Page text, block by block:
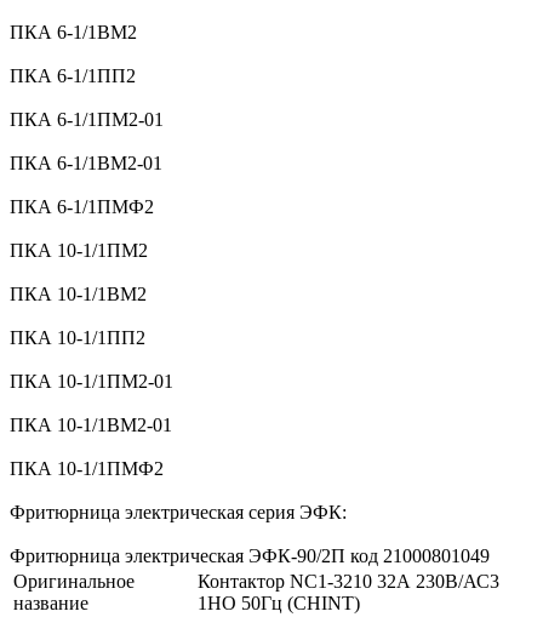
ПКА 6-1/1ВМ2
ПКА 6-1/1ПП2
ПКА 6-1/1ПМ2-01
ПКА 6-1/1ВМ2-01
ПКА 6-1/1ПМФ2
ПКА 10-1/1ПМ2
ПКА 10-1/1ВМ2
ПКА 10-1/1ПП2
ПКА 10-1/1ПМ2-01
ПКА 10-1/1ВМ2-01
ПКА 10-1/1ПМФ2
Фритюрница электрическая серия ЭФК:
Фритюрница электрическая ЭФК-90/2П код 21000801049
Оригинальное
название
Контактор NC1-3210 32А 230В/АС3
1НО 50Гц (CHINT)